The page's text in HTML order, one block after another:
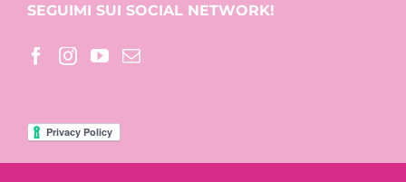
SEGUIMI SUI SOCIAL NETWORK!